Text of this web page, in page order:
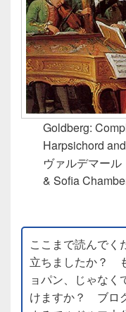
Goldberg:
Harpsichord
ヴァルデマー
& Sofia
ここまで読んでく
立ちましたか？
ョパン、じゃなく
けますか？ ブロ